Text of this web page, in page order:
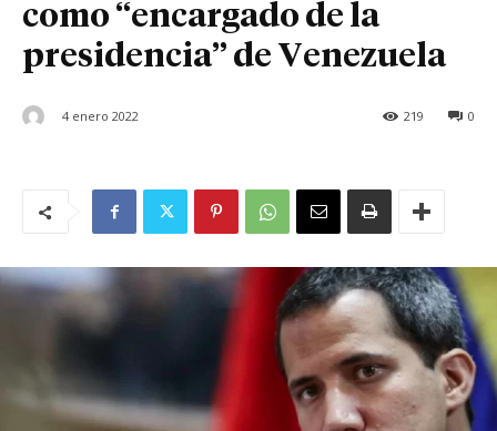
como “encargado de la
presidencia” de Venezuela
4 enero 2022 0
219